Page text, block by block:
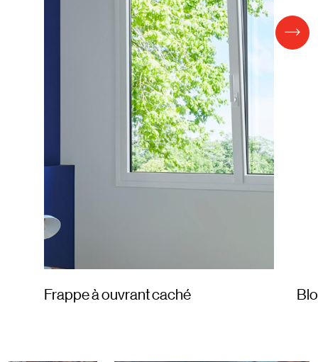
Frappe à ouvrant caché